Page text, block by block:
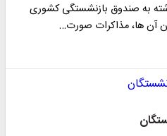
به صندوق بازنشستگی کشوری
آن ها، مذاکرات صورت…